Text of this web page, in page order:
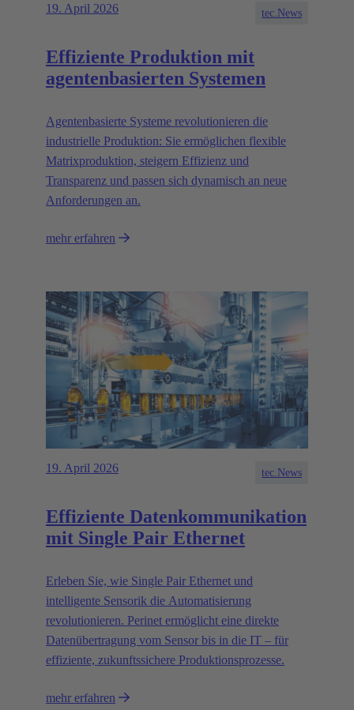
19. April 2026 tec.News
Effiziente Produktion mit
agentenbasierten Systemen
Agentenbasierte Systeme revolutionieren die
industrielle Produktion: Sie ermöglichen flexible
Matrixproduktion, steigern Effizienz und
Transparenz und passen sich dynamisch an neue
Anforderungen an.
mehr erfahren
19. April 2026 tec.News
Effiziente Datenkommunikation
mit Single Pair Ethernet
Erleben Sie, wie Single Pair Ethernet und
intelligente Sensorik die Automatisierung
revolutionieren. Perinet ermöglicht eine direkte
Datenübertragung vom Sensor bis in die IT – für
effiziente, zukunftssichere Produktionsprozesse.
mehr erfahren